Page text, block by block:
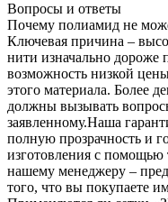
Вопросы и ответы
Почему полиамид не
Ключевая причина –
нити изначально дороже
возможность низкой
этого материала. Более
должны вызывать
заявленному.Наша
полную прозрачность и
изготовления с помощью
нашему менеджеру –
того, что вы покупаете